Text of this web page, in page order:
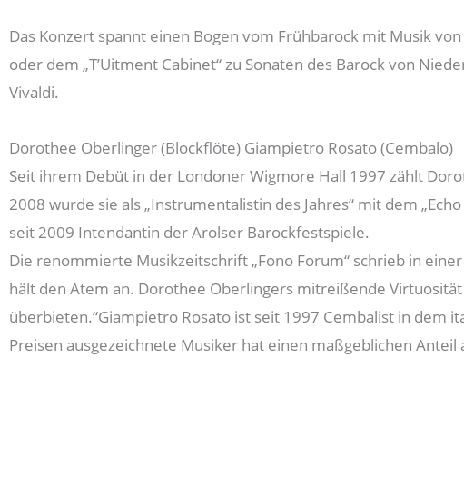
Das Konzert spannt einen Bogen vom Frühbarock mit Musik
oder dem „T’Uitment Cabinet“ zu Sonaten des Barock von
Vivaldi.
Dorothee Oberlinger (Blockflöte) Giampietro Rosato (Cembalo)
Seit ihrem Debüt in der Londoner Wigmore Hall 1997 zählt
2008 wurde sie als „Instrumentalistin des Jahres“ mit dem
seit 2009 Intendantin der Arolser Barockfestspiele.
Die renommierte Musikzeitschrift „Fono Forum“ schrieb in
hält den Atem an. Dorothee Oberlingers mitreißende
überbieten.“Giampietro Rosato ist seit 1997 Cembalist in dem
Preisen ausgezeichnete Musiker hat einen maßgeblichen